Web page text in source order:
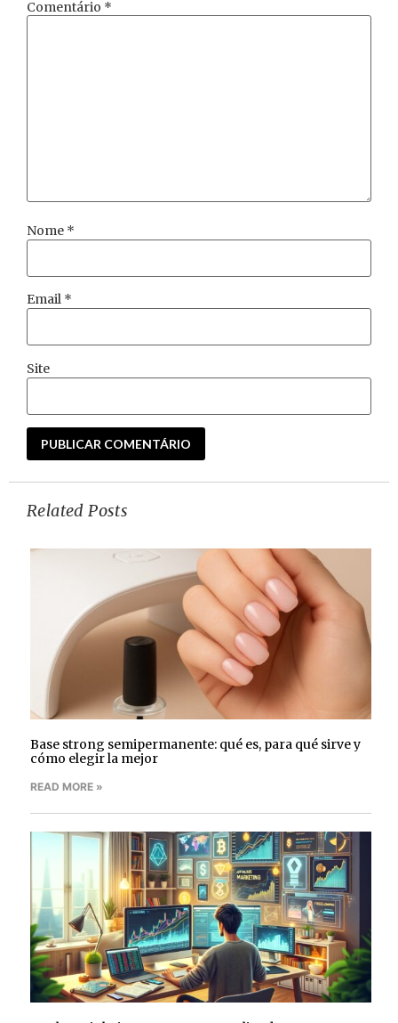
Comentário *
Nome *
Email *
Site
Related Posts
Base strong semipermanente: qué es, para qué sirve y
cómo elegir la mejor
READ MORE »